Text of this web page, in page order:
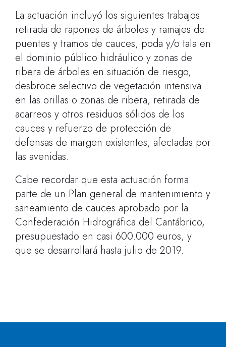
La actuación incluyó los siguientes trabajos:
retirada de rapones de árboles y ramajes de
puentes y tramos de cauces, poda y/o tala en
el dominio público hidráulico y zonas de
ribera de árboles en situación de riesgo,
desbroce selectivo de vegetación intensiva
en las orillas o zonas de ribera, retirada de
acarreos y otros residuos sólidos de los
cauces y refuerzo de protección de
defensas de margen existentes, afectadas por
las avenidas.
Cabe recordar que esta actuación forma
parte de un Plan general de mantenimiento y
saneamiento de cauces aprobado por la
Confederación Hidrográfica del Cantábrico,
presupuestado en casi 600.000 euros, y
que se desarrollará hasta julio de 2019.